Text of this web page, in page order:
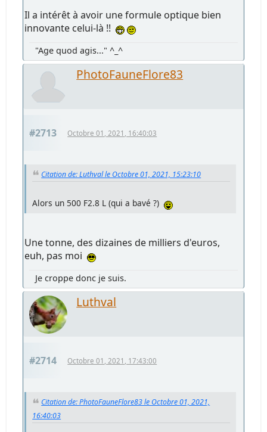
Il a intérêt à avoir une formule optique bien
innovante celui-là !!
"Age quod agis..." ^_^
PhotoFauneFlore83
#2713 Octobre 01, 2021, 16:40:03
Citation de: Luthval le Octobre 01, 2021, 15:23:10
Alors un 500 F2.8 L (qui a bavé ?)
Une tonne, des dizaines de milliers d'euros,
euh, pas moi
Je croppe donc je suis.
Luthval
#2714 Octobre 01, 2021, 17:43:00
Citation de: PhotoFauneFlore83 le Octobre 01, 2021,
16:40:03